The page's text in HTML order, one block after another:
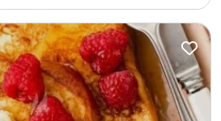
et nous avons à cœur de participer à
de soutenir des causes qui nous tiennent